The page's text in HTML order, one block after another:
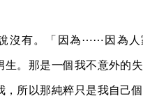
沒有。「因為⋯⋯因為人
生。那是一個我不意外的
，所以那純粹只是我自己個